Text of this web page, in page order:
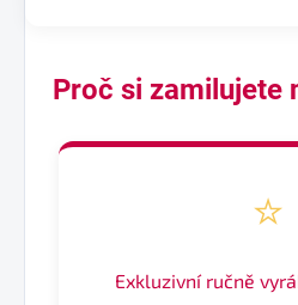
Proč si zamilujete
⭐
Exkluzivní ručně